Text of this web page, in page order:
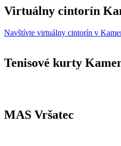
Virtuálny cintorín
Navštívte virtuálny cintorín v
Tenisové kurty
MAS Vršatec